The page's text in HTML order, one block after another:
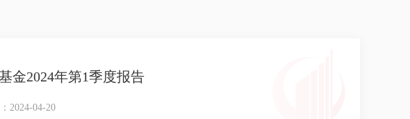
金2024年第1季度报告
2024-04-20